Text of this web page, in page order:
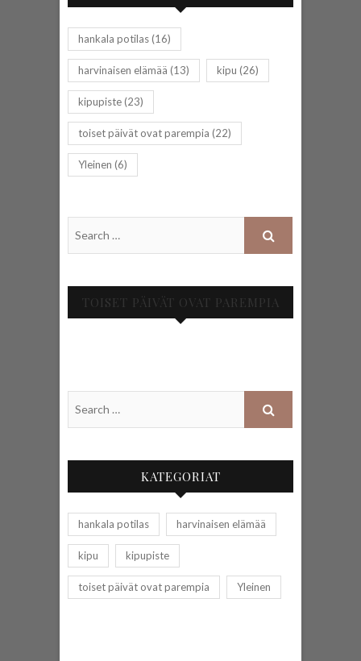
hankala potilas(16)
harvinaisen elämää (13) kipu (26)
kipupiste(23)
toiset päivät ovat parempia (22)
Yleinen (6)
TOISET PÄIVÄT OVAT PAREMPIA
KATEGORIAT
hankala potilas harvinaisen elämää
kipu kipupiste
toiset päivät ovat parempia Yleinen